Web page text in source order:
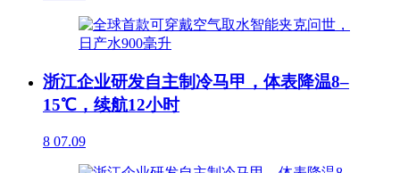
浙江企业研发自主制冷马甲，体表降温8–
15℃，续航12小时
8 07.09